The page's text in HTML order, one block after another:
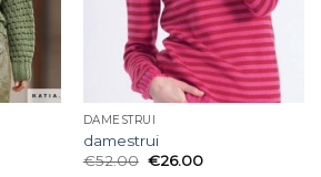
DAMESTRUI
damestrui
€52.00 €26.00